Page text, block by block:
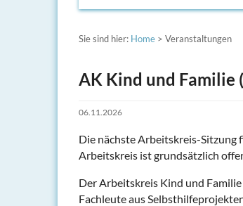
Sie sind hier: Home > Veranstaltungen
AK Kind und Familie
06.11.2026
Die nächste Arbeitskreis-Sitzung
Arbeitskreis ist grundsätzlich
Der Arbeitskreis Kind und
Fachleute aus